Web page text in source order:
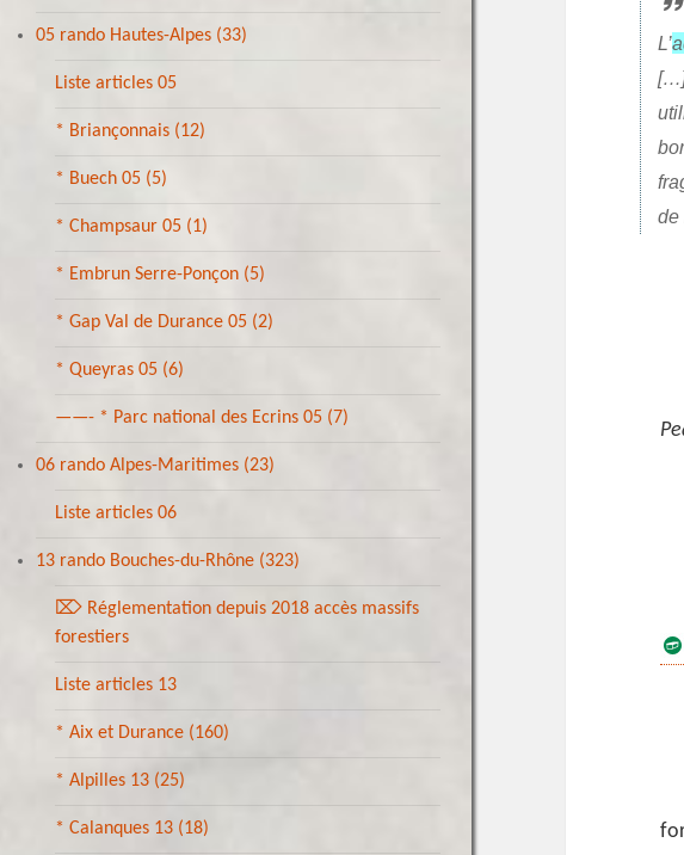
05 rando Hautes-Alpes (33)
Liste articles 05
* Briançonnais (12)
* Buech 05 (5)
* Champsaur 05 (1)
* Embrun Serre-Ponçon (5)
* Gap Val de Durance 05 (2)
* Queyras 05 (6)
——- * Parc national des Ecrins 05 (7)
06 rando Alpes-Maritimes (23)
Liste articles 06
13 rando Bouches-du-Rhône (323)
⌦ Réglementation depuis 2018 accès massifs
forestiers
Liste articles 13
* Aix et Durance (160)
* Alpilles 13 (25)
* Calanques 13 (18)
L’
de